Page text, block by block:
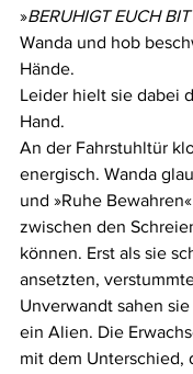
»BERUHIGT EUCH
Wanda und hob
Hände.
Leider hielt sie dabei
Hand.
An der Fahrstuhltür
energisch. Wanda
und »Ruhe
zwischen den
können. Erst als sie
ansetzten,
Unverwandt sahen
ein Alien. Die
mit dem Unterschied,